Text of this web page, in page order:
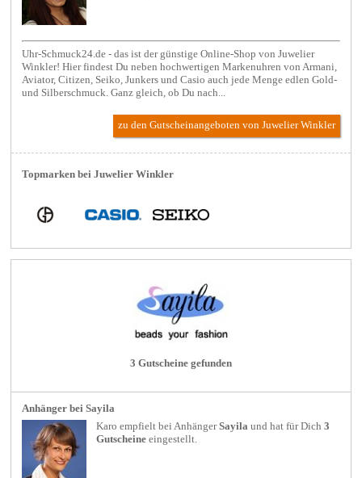
Uhr-Schmuck24.de - das ist der günstige Online-Shop von Juwelier
Winkler! Hier findest Du neben hochwertigen Markenuhren von Armani,
Aviator, Citizen, Seiko, Junkers und Casio auch jede Menge edlen Gold-
und Silberschmuck. Ganz gleich, ob Du nach...
zu den Gutscheinangeboten von Juwelier Winkler
Topmarken bei Juwelier Winkler
3 Gutscheine gefunden
Anhänger bei Sayila
Karo empfielt beiAnhänger Sayila und hat für Dich3
Gutscheine eingestellt.